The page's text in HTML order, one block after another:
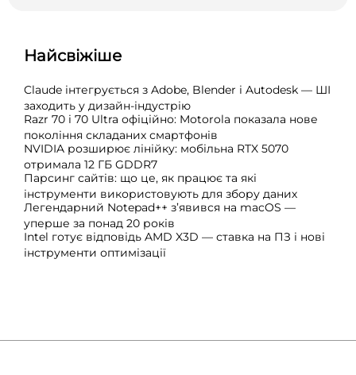
Найсвіжіше
Claude інтегрується з Adobe, Blender і Autodesk — ШІ
заходить у дизайн-індустрію
Razr 70 і 70 Ultra офіційно: Motorola показала нове
покоління складаних смартфонів
NVIDIA розширює лінійку: мобільна RTX 5070
отримала 12 ГБ GDDR7
Парсинг сайтів: що це, як працює та які
інструменти використовують для збору даних
Легендарний Notepad++ з’явився на macOS —
уперше за понад 20 років
Intel готує відповідь AMD X3D — ставка на ПЗ і нові
інструменти оптимізації